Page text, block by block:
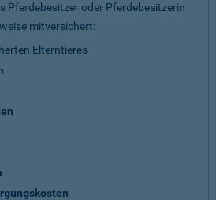
Pferdebesitzer oder Pferdebesitzerin
mitversichert:
Elterntieres